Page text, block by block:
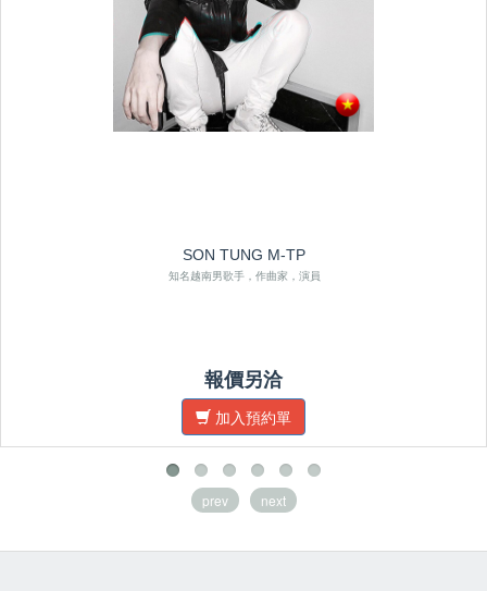
SON TUNG M-TP
知名越南男歌手，作曲家，演員
報價另洽
加入預約單
prev next